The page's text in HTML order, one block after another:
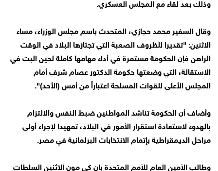
وذلك بعد لقاء مع المجلس العسكري.
وقال السفير محمد حجازي، المتحدث باسم مجلس الوزراء، مساء
الاثنين: "تقديرا للظروف الصعبة التي تجتازها البلاد في الوقت
الراهن فإن الحكومة مستمرة في أداء مهامها كاملة لحين البت في
الاستقالة، التي وضعتها حكومة الدكتور عصام شرف أمام
المجلس الأعلى للقوات المسلحة اعتباراً من أمس (الأحد)".
وأضاف أن الحكومة تناشد المواطنين ضبط النفس والالتزام
بالهدوء لاستعادة استقرار الأمور في البلاد، تمهيدا لإجراء أولى
مراحل الديمقراطية بإتمام الانتخابات البرلمانية في مصر.
وطالب الأمين العام للأمم المتحدة بان كي مون الاثنين السلطات